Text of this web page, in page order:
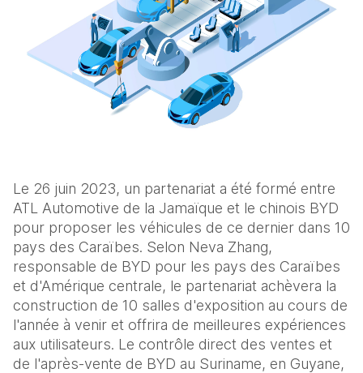
Le 26 juin 2023, un partenariat a été formé entre
ATL Automotive de la Jamaïque et le chinois BYD
pour proposer les véhicules de ce dernier dans 10
pays des Caraïbes. Selon Neva Zhang,
responsable de BYD pour les pays des Caraïbes
et d'Amérique centrale, le partenariat achèvera la
construction de 10 salles d'exposition au cours de
l'année à venir et offrira de meilleures expériences
aux utilisateurs. Le contrôle direct des ventes et
de l'après-vente de BYD au Suriname, en Guyane,